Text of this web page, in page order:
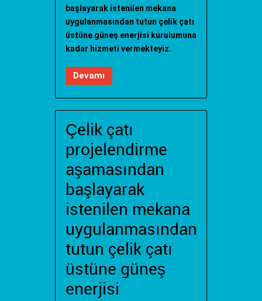
başlayarak istenilen mekana
uygulanmasından tutun çelik çatı
üstüne güneş enerjisi kurulumuna
kadar hizmeti vermekteyiz.
Devamı
Çelik çatı
projelendirme
aşamasından
başlayarak
istenilen mekana
uygulanmasından
tutun çelik çatı
üstüne güneş
enerjisi